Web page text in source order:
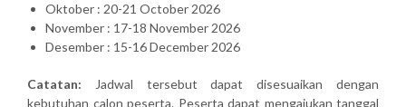
Oktober : 20-21 October 2026
November : 17-18 November 2026
Desember : 15-16 December 2026
Catatan: Jadwal tersebut dapat disesuaikan dengan
kebutuhan calon peserta. Peserta dapat mengajukan tanggal